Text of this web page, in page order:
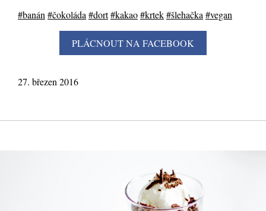
#banán #čokoláda #dort#kakao#krtek#šlehačka #vegan
27. březen 2016